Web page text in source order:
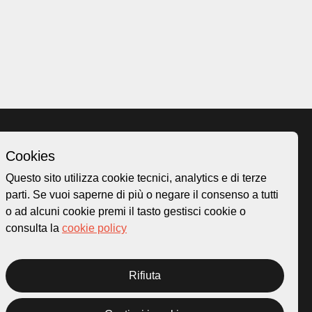
Homepage
Mappa
Storie
Cookies
Questo sito utilizza cookie tecnici, analytics e di terze
parti. Se vuoi saperne di più o negare il consenso a tutti
o ad alcuni cookie premi il tasto gestisci cookie o
consulta la cookie policy
Rifiuta